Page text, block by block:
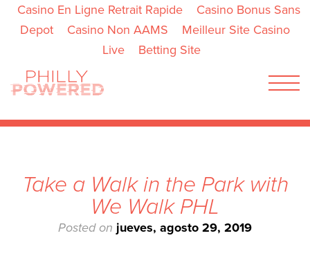
Casino En Ligne Retrait Rapide
Casino Bonus Sans
Depot
Casino Non AAMS
Meilleur Site Casino
Live
Betting Site
Menu
ENGLISH ESPAÑOL
INSPÍRATE
Take a Walk in the Park with
We Walk PHL
Posted on jueves, agosto 29, 2019